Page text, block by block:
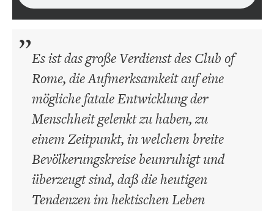
Es ist das große Verdienst des Club of
Rome, die Aufmerksamkeit auf eine
mögliche fatale Entwicklung der
Menschheit gelenkt zu haben, zu
einem Zeitpunkt, in welchem breite
Bevölkerungskreise beunruhigt und
überzeugt sind, daß die heutigen
Tendenzen im hektischen Leben